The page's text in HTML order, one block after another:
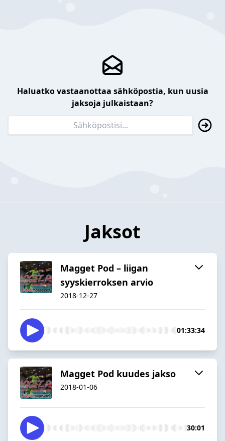
Haluatko vastaanottaa sähköpostia, kun uusia
jaksoja julkaistaan?
Jaksot
Magget Pod – liigan
syyskierroksen arvio
2018-12-27
01:33:34
Magget Pod kuudes jakso
2018-01-06
30:01